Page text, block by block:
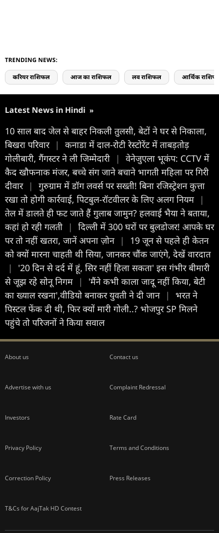
TRENDING NEWS:
करियर राशिफल आज का राशिफल लव राशिफल आर्थिक
Latest News in Hindi »
10 साल बाद जेल से बाहर निकली तुलसी, बेटों ने घर से निकाला,
बिखरा परिवार |
कनाडा में दाल-रोटी रेस्टोरेंट में ताबड़तोड़
गोलीबारी, गैंगस्टर ने ली जिम्मेदारी
|
वेनेजुएला भूकंप: CCTV में
कैद खौफनाक मंजर, बच्चे संग जाने बचाने भागती महिला पर गिरी
दीवार |
गुरुग्राम में डॉग लवर्स पर सख्ती! बिना रजिस्ट्रेशन कुत्ता
रखा तो होगी कार्रवाई, पिटबुल-रॉटवीलर के लिए अलग नियम
|
तेल में डालते ही फट जाते हैं गुलाब जामुन? हलवाई भैया ने बताया,
कहां हो रही गलती
|
दिल्ली में 300 घरों पर बुलडोजर! आपके घर
पर तो नहीं खतरा, जानें अपना ज़ोन |
19 जून से पहले ही केतन
को क्यों मारना चाहती थी सिया, जानकर चौंक जाएंगे, देखें वारदात
|
'20 दिन से दर्द में हूं, सिर नहीं हिला सकता' इस गंभीर बीमारी
से जूझ रहे सोनू निगम
|
'मैंने कभी काला जादू नहीं किया, बेटी
का ख्याल रखना',वीडियो बनाकर युवती ने दी जान |
भरत ने
पिस्टल फेंक दी थी, फिर क्यों मारी गोली..? भोजपुर SP मिलने
पहुंचे तो परिजनों ने किया सवाल
About us Contact us
Advertise with us Complaint Redressal
Investors Rate Card
Privacy Policy Terms and Conditions
Correction Policy Press Releases
T&Cs for AajTak HD Contest